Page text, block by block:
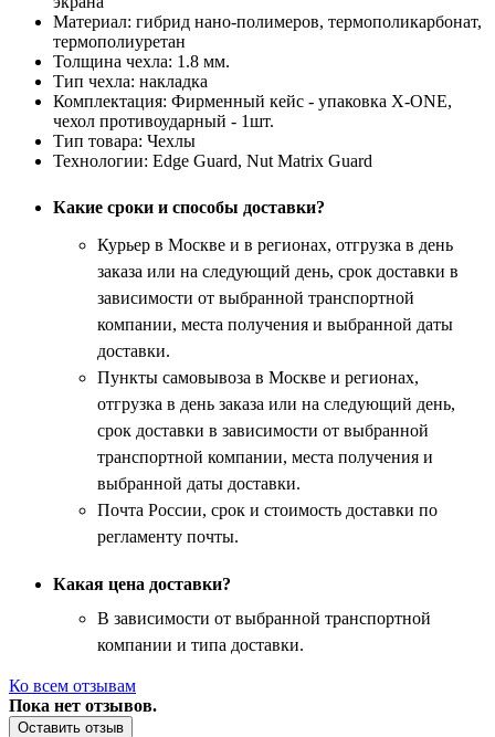
Материал: гибрид нано-полимеров, термополикарбонат,
термополиуретан
Толщина чехла: 1.8 мм.
Тип чехла: накладка
Комплектация: Фирменный кейс - упаковка X-ONE,
чехол противоударный - 1шт.
Тип товара: Чехлы
Технологии: Edge Guard, Nut Matrix Guard
Какие сроки и способы доставки?
Курьер в Москве и в регионах, отгрузка в день
заказа или на следующий день, срок доставки в
зависимости от выбранной транспортной
компании, места получения и выбранной даты
доставки.
Пункты самовывоза в Москве и регионах,
отгрузка в день заказа или на следующий день,
срок доставки в зависимости от выбранной
транспортной компании, места получения и
выбранной даты доставки.
Почта России, срок и стоимость доставки по
регламенту почты.
Какая цена доставки?
В зависимости от выбранной транспортной
компании и типа доставки.
Ко всем отзывам
Пока нет отзывов.
Оставить отзыв